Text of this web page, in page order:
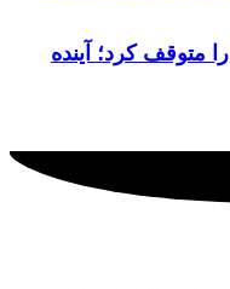
گوگل ساخت اپلیکیشن AI Studio را متوقف کرد؛ آینده